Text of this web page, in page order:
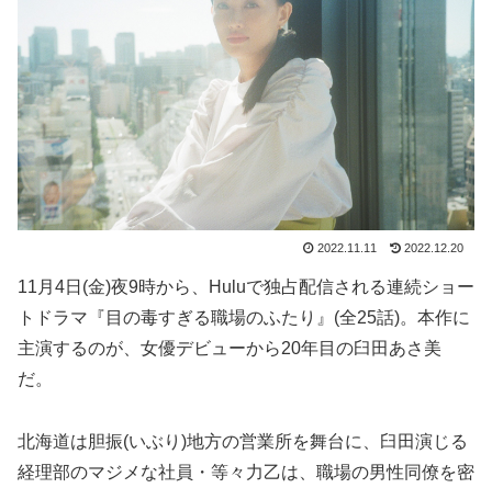
2022.11.11 2022.12.20
11月4日(金)夜9時から、Huluで独占配信される連続ショー
トドラマ『目の毒すぎる職場のふたり』(全25話)。本作に
主演するのが、女優デビューから20年目の臼田あさ美
だ。
北海道は胆振(いぶり)地方の営業所を舞台に、臼田演じる
経理部のマジメな社員・等々力乙は、職場の男性同僚を密